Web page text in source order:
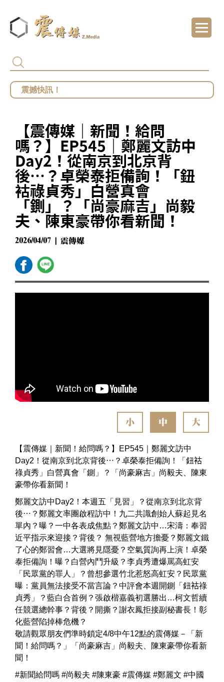
鄭麗文勝選國民黨主席 王鴻薇曝首要任務：
【震傳媒｜新聞！給問
嗎？】EP545｜鄭麗文訪中
Day2！從南京到北京背
後⋯？卓榮泰拒備詢！「鈕
𧙖祿貞秀」白營真會
「鍘」？「尚豪麻吉」尚毅
夫、陳東豪帶你看新聞！
2026/04/07 | 震傳媒
小 中 大
【震傳媒｜新聞！給問嗎？】EP545｜鄭麗文訪中
Day2！從南京到北京背後⋯？卓榮泰拒備詢！「鈕𧙖
祿貞秀」白營真會「鍘」？「尚豪麻吉」尚毅夫、陳東
豪帶你看新聞！
鄭麗文訪中Day2！本週五「見習」？從南京到北京背
後⋯？鄭麗文率團啟程訪中！九二共識創始人蘇起見名
單內？曝？一中各表成焦點？鄭麗文訪中…宋濤：奉習
近平指示來迎接？背後？ 無視藍營地方擔憂？鄭麗文鐵
了心的鄭習會…大選將見隱憂？空氣質詢再上演！卓榮
泰拒備詢！曝？白營內鬥升級？李貞秀遭爆罵高虹安
「民眾黨的罪人」？曾想參選竹北惹怒高虹安？民眾黨
曝：黨員無法接受不當言論？中評會本週開鍘「鈕𧙖祿
貞秀」？藍白合首例？張啟楷嘉義初選勝出…柯文哲續
任競選總幹事？背後？開撕？謝衣鳳拒接副秘書長！彰
化藍營陷掉棒危機？
敬請觀眾朋友們準時鎖定4/8中午12點的震傳媒－「新
聞！給問嗎？」「尚豪麻吉」尚毅夫、陳東豪帶你看新
聞！
#新聞給問嗎 #尚毅夫 #陳東豪 #震傳媒 #鄭麗文 #中國